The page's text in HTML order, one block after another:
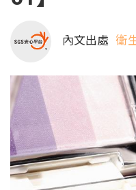
內文出處 衛